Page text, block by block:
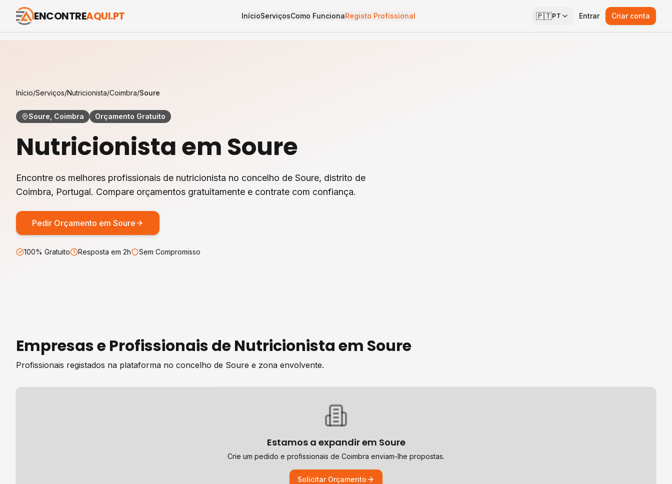
ENCONTREAQUI.PT InícioServiçosComo FuncionaRegisto Profissional 🇵🇹PT Entrar Criar conta
Início/Serviços/Nutricionista/Coimbra/Soure
Soure, Coimbra Orçamento Gratuito
Nutricionistaem Soure
Encontre os melhores profissionais de nutricionista no concelho de Soure, distrito de
Coimbra, Portugal. Compare orçamentos gratuitamente e contrate com confiança.
Pedir Orçamento em Soure
100% Gratuito Resposta em 2h Sem Compromisso
Empresas e Profissionais deNutricionistaem Soure
Profissionais registados na plataforma no concelho de Soure e zona envolvente.
Estamos a expandir em Soure
Crie um pedido e profissionais de Coimbra enviam-lhe propostas.
Solicitar Orçamento